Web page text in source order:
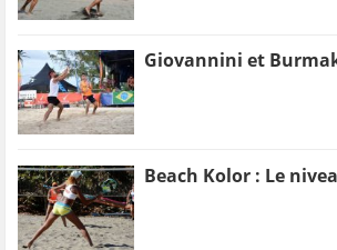
Giovannini et
Beach Kolor : Le